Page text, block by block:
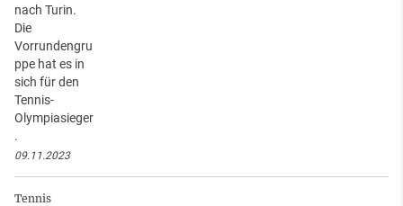
nach Turin.
Die
Vorrundengru
ppe hat es in
sich für den
Tennis-
Olympiasieger
.
09.11.2023
Tennis